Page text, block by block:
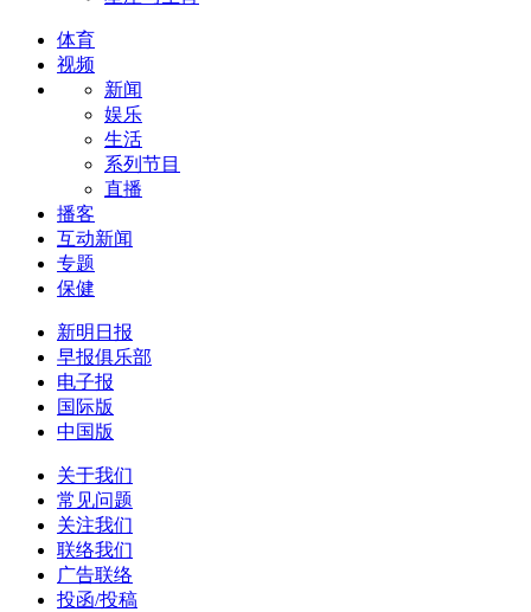
体育
视频
新闻
娱乐
生活
系列节目
直播
播客
互动新闻
专题
保健
新明日报
早报俱乐部
电子报
国际版
中国版
关于我们
常见问题
关注我们
联络我们
广告联络
投函/投稿